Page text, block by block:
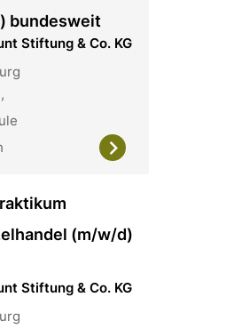
bundesweit
Stiftung & Co. KG
(m/w/d)
Stiftung & Co. KG